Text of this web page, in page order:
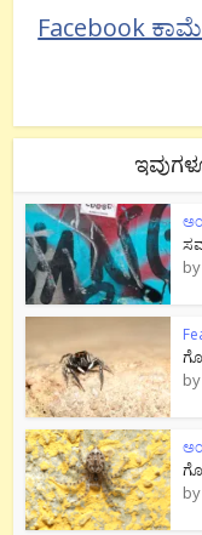
Facebook
by
by
by